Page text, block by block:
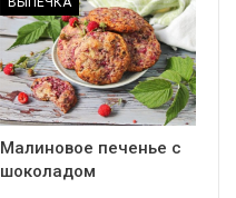
Малиновое печенье с
шоколадом